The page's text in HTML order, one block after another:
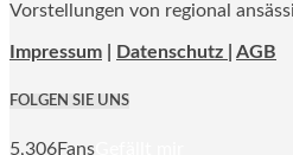
Vorstellungen von regional
Impressum Datenschutz | AGB
FOLGEN SIE UNS
5,306Fans